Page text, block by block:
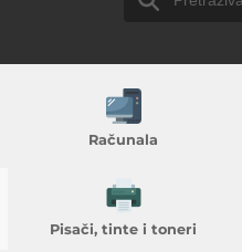
Računala
Pisači, tinte i toneri